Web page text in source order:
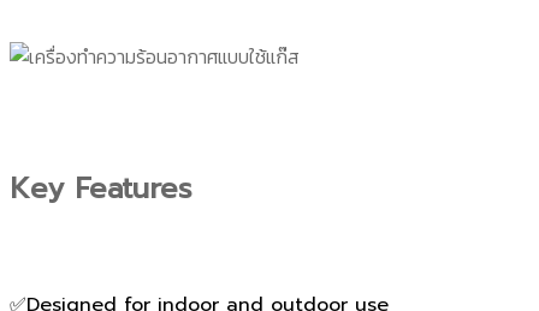
Key Features